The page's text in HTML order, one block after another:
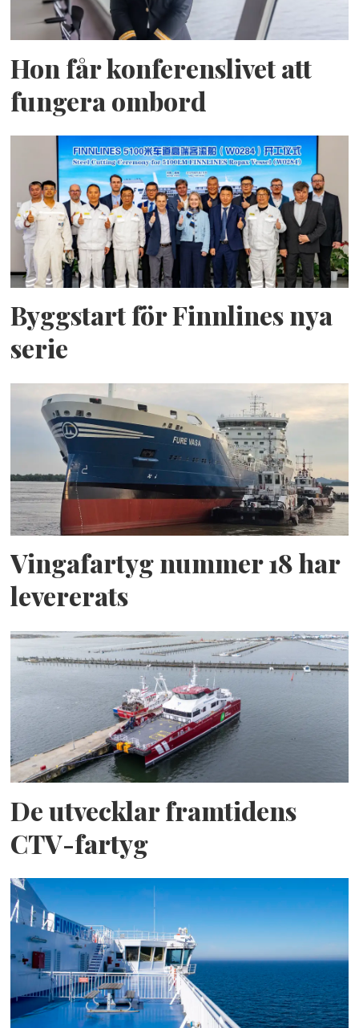
Hon får konferenslivet att
fungera ombord
Byggstart för Finnlines nya
serie
Vingafartyg nummer 18 har
levererats
De utvecklar framtidens
CTV-fartyg